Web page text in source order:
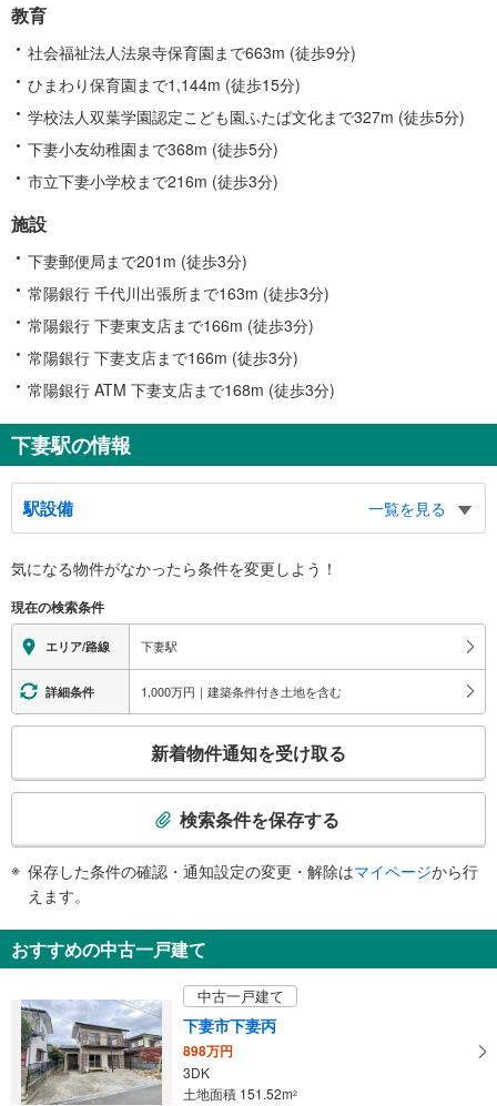
教育
社会福祉法人法泉寺保育園まで663m (徒歩9分)
ひまわり保育園まで1,144m (徒歩15分)
学校法人双葉学園認定こども園ふたば文化まで327m (徒歩5分)
下妻小友幼稚園まで368m (徒歩5分)
市立下妻小学校まで216m (徒歩3分)
施設
下妻郵便局まで201m (徒歩3分)
常陽銀行 千代川出張所まで163m (徒歩3分)
常陽銀行 下妻東支店まで166m (徒歩3分)
常陽銀行 下妻支店まで166m (徒歩3分)
常陽銀行 ATM 下妻支店まで168m (徒歩3分)
下妻駅の情報
駅設備
一覧を見る
※段差なしでの移動経路
地上⇔改札：○
改札⇔ホーム：×
スロープ
・有り
気になる物件がなかったら条件を変更しよう！
現在の検索条件
エリア/路線 下妻駅
詳細条件 1,000万円｜建築条件付き土地を含む
検
知
を
け
取
る
・
新着物件通知を受け取る
検索条件を保存する
保存した条件の確認・通知設定の変更・解除はマイページから行
えます。
おすすめの中古一戸建て
中古一戸建て
下妻市下妻丙
898万円
3DK
土地面積 151.52m2